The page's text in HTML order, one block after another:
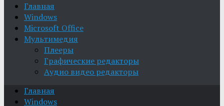
Главная
Windows
Microsoft Office
Мультимедия
Плееры
Графические редакторы
Aудио видео редакторы
Главная
Windows